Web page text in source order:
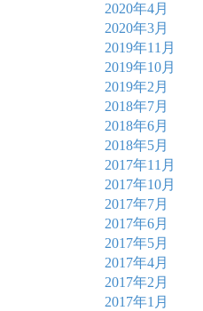
2020年4月
2020年3月
2019年11月
2019年10月
2019年2月
2018年7月
2018年6月
2018年5月
2017年11月
2017年10月
2017年7月
2017年6月
2017年5月
2017年4月
2017年2月
2017年1月